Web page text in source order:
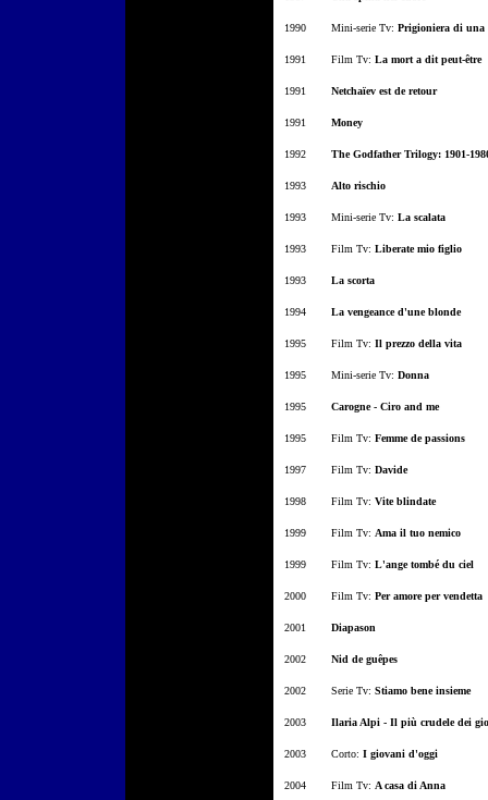
1990 Mini-serie Tv: Prigioniera di una
1991 Film Tv: La mort a dit peut-être
1991 Netchaïev est de retour
1991 Money
1992 The Godfather Trilogy: 1901-
1993 Alto rischio
1993 Mini-serie Tv: La scalata
1993 Film Tv: Liberate mio figlio
1993 La scorta
1994 La vengeance d'une blonde
1995 Film Tv: Il prezzo della vita
1995 Mini-serie Tv: Donna
1995 Carogne - Ciro and me
1995 Film Tv: Femme de passions
1997 Film Tv: Davide
1998 Film Tv: Vite blindate
1999 Film Tv: Ama il tuo nemico
1999 Film Tv: L'ange tombé du ciel
2000 Film Tv: Per amore per vendetta
2001 Diapason
2002 Nid de guêpes
2002 Serie Tv: Stiamo bene insieme
2003 Ilaria Alpi - Il più crudele dei
2003 Corto: I giovani d'oggi
2004 Film Tv: A casa di Anna